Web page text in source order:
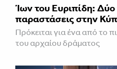
Ίων του Ευριπίδη: Δύο
παραστάσεις στην
Πρόκειται για ένα από το
του αρχαίου δράματος